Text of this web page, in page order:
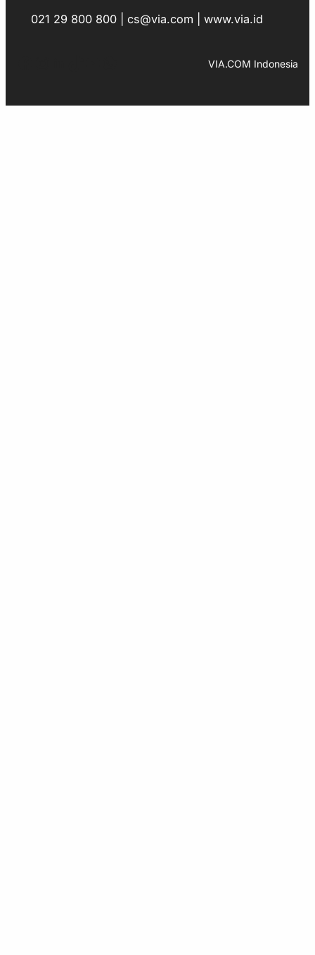
021 29 800 800 | cs@via.com | www.via.id
VIA.COM Indonesia